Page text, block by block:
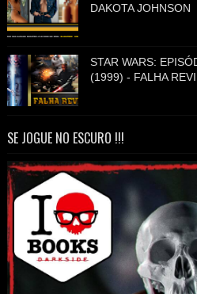
DAKOTA JOHNSON
STAR WARS:
(1999) - FALHA
SE JOGUE NO ESCURO !!!